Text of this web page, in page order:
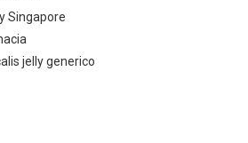
Singapore
jelly generico